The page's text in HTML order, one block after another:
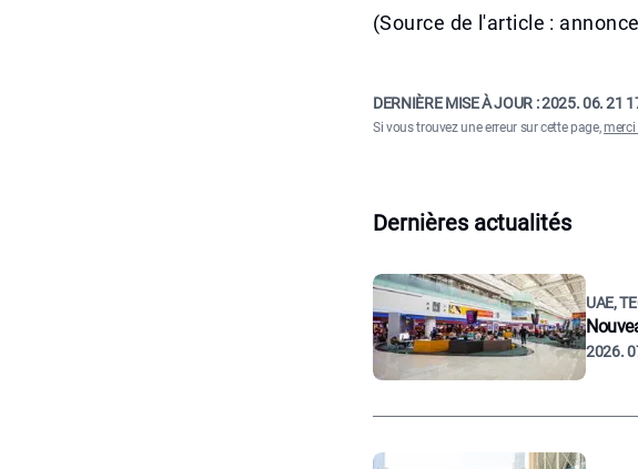
(Source de l'article :
DERNIÈRE MISE À JOUR :2025. 06. 21
Si vous trouvez une erreur sur cette page,merci
Dernières actualités
UAE,
2026.